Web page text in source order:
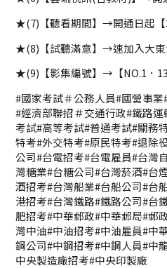
★(7)【聽看期間】→開通日起【
★(8)【試聽滿意】→速加入大東
★(9)【影集編號】→【NO.1．13
#國家考試＃公務人員#國營事
#經濟部聯招＃交通行政#鐵路
考試#高等考試#普通考試#關務
特考#外交特考#原民特考#退除
公司#台電招考#台電雇員#台灣
灣糖業#台糖公司#台灣菸酒#台
酒招考#台灣船業#台船公司#台
港招考#台灣鐵路#鐵路公司#台
肥招考#中華郵政#中華郵局#郵
灣中油#中油招考#中油雇員#中
鋼公司#中鋼招考#中鋼人員#中
中央製造廠招考#中央印製廠